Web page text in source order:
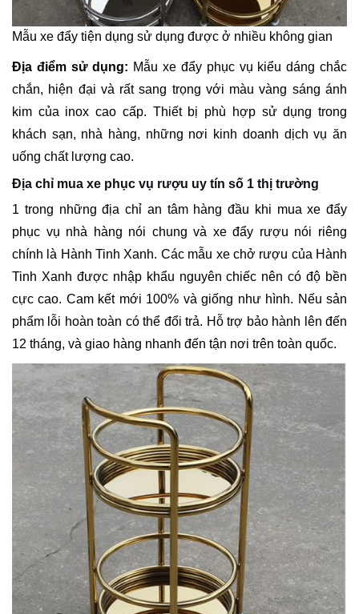
Mẫu xe đẩy tiện dụng sử dụng được ở nhiều không gian
Địa điểm sử dụng: Mẫu xe đẩy phục vụ kiểu dáng chắc
chắn, hiện đại và rất sang trọng với màu vàng sáng ánh
kim của inox cao cấp. Thiết bị phù hợp sử dụng trong
khách sạn, nhà hàng, những nơi kinh doanh dịch vụ ăn
uống chất lượng cao.
Địa chỉ mua xe phục vụ rượu uy tín số 1 thị trường
1 trong những địa chỉ an tâm hàng đầu khi mua xe đẩy
phục vụ nhà hàng nói chung và xe đẩy rượu nói riêng
chính là Hành Tinh Xanh. Các mẫu xe chở rượu của Hành
Tinh Xanh được nhập khẩu nguyên chiếc nên có độ bền
cực cao. Cam kết mới 100% và giống như hình. Nếu sản
phẩm lỗi hoàn toàn có thể đổi trả. Hỗ trợ bảo hành lên đến
12 tháng, và giao hàng nhanh đến tận nơi trên toàn quốc.